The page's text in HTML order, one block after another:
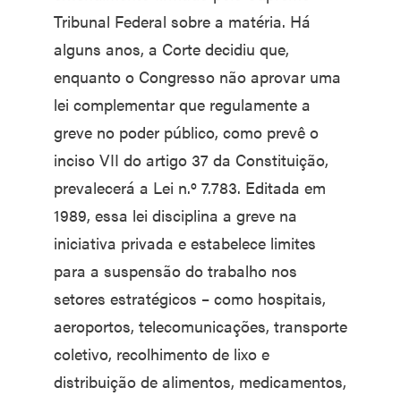
Tribunal Federal sobre a matéria. Há
alguns anos, a Corte decidiu que,
enquanto o Congresso não aprovar uma
lei complementar que regulamente a
greve no poder público, como prevê o
inciso VII do artigo 37 da Constituição,
prevalecerá a Lei n.º 7.783. Editada em
1989, essa lei disciplina a greve na
iniciativa privada e estabelece limites
para a suspensão do trabalho nos
setores estratégicos – como hospitais,
aeroportos, telecomunicações, transporte
coletivo, recolhimento de lixo e
distribuição de alimentos, medicamentos,